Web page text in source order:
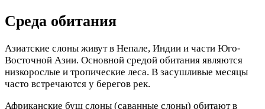
Среда обитания
Азиатские слоны живут в Непале, Индии и части Юго-
Восточной Азии. Основной средой обитания являются
низкорослые и тропические леса. В засушливые месяцы
часто встречаются у берегов рек.
Африканские буш слоны (саванные слоны) обитают в